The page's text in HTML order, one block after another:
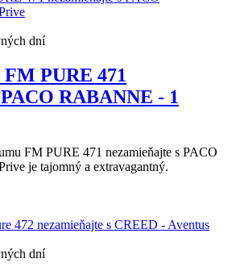
dní
PURE 471
RABANNE - 1
FM PURE 471 nezamieňajte s PACO
je tajomný a extravagantný.
dní